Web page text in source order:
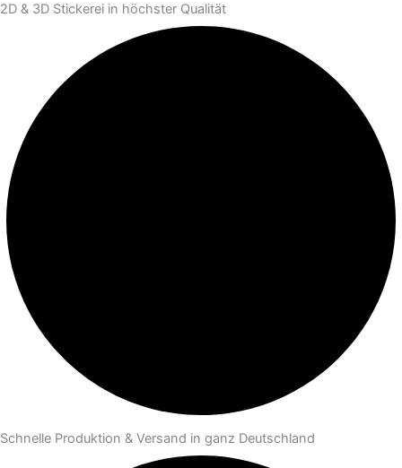
2D & 3D Stickerei in höchster Qualität
Schnelle Produktion & Versand in ganz Deutschland